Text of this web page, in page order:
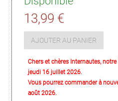
13,99 €
AJOUTER AU PANIER
Chers et chères Internautes,
jeudi 16 juillet 2026.
Vous pourrez commander à
août 2026.